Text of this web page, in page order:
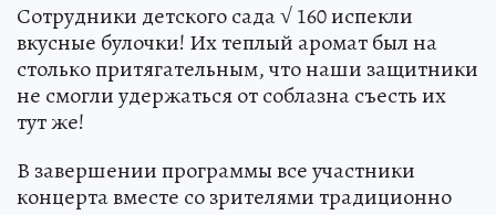
Сотрудники детского сада √ 160 испекли
вкусные булочки! Их теплый аромат был на
столько притягательным, что наши защитники
не смогли удержаться от соблазна съесть их
тут же!
В завершении программы все участники
концерта вместе со зрителями традиционно